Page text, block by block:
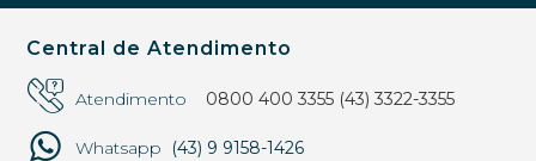
Central de Atendimento
Atendimento 0800 400 3355 (43) 3322-3355
Whatsapp (43) 9 9158-1426